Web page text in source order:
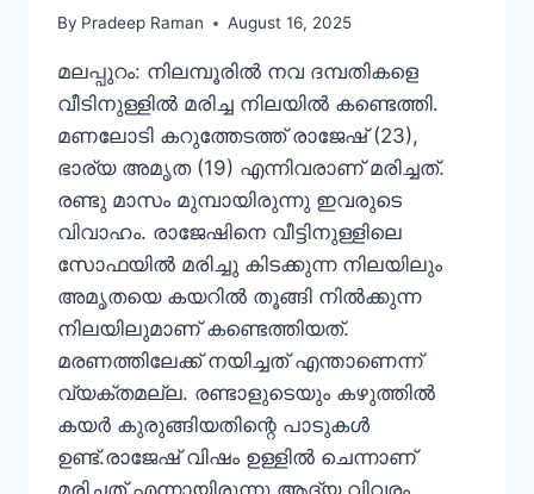
By Pradeep Raman August 16, 2025
മലപ്പുറം: നിലമ്പൂരില്‍ നവ ദമ്പതികളെ
വീടിനുള്ളില്‍ മരിച്ച നിലയില്‍ കണ്ടെത്തി.
മണലോടി കറുത്തേടത്ത് രാജേഷ് (23),
ഭാര്യ അമൃത (19) എന്നിവരാണ് മരിച്ചത്.
രണ്ടു മാസം മുമ്പായിരുന്നു ഇവരുടെ
വിവാഹം. രാജേഷിനെ വീട്ടിനുള്ളിലെ
സോഫയില്‍ മരിച്ചു കിടക്കുന്ന നിലയിലും
അമൃതയെ കയറില്‍ തൂങ്ങി നില്‍ക്കുന്ന
നിലയിലുമാണ് കണ്ടെത്തിയത്.
മരണത്തിലേക്ക് നയിച്ചത് എന്താണെന്ന്
വ്യക്തമല്ല. രണ്ടാളുടെയും കഴുത്തില്‍
കയര്‍ കുരുങ്ങിയതിന്റെ പാടുകള്‍
ഉണ്ട്.രാജേഷ് വിഷം ഉള്ളില്‍ ചെന്നാണ്